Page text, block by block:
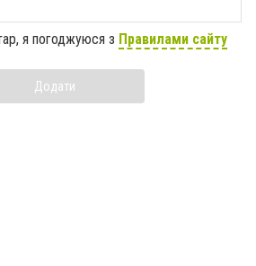
я погоджуюся з Правилами сайту
Додати